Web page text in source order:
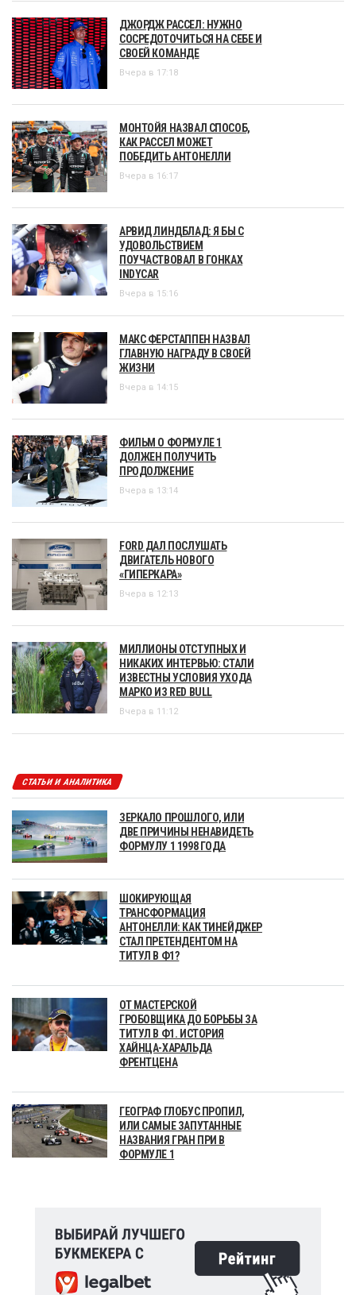
ДЖОРДЖ РАССЕЛ: НУЖНО
СОСРЕДОТОЧИТЬСЯ НА СЕБЕ И
СВОЕЙ КОМАНДЕ
Вчера в 17:18
МОНТОЙЯ НАЗВАЛ СПОСОБ,
КАК РАССЕЛ МОЖЕТ
ПОБЕДИТЬ АНТОНЕЛЛИ
Вчера в 16:17
АРВИД ЛИНДБЛАД: Я БЫ С
УДОВОЛЬСТВИЕМ
ПОУЧАСТВОВАЛ В ГОНКАХ
INDYCAR
Вчера в 15:16
МАКС ФЕРСТАППЕН НАЗВАЛ
ГЛАВНУЮ НАГРАДУ В СВОЕЙ
ЖИЗНИ
Вчера в 14:15
ФИЛЬМ О ФОРМУЛЕ 1
ДОЛЖЕН ПОЛУЧИТЬ
ПРОДОЛЖЕНИЕ
Вчера в 13:14
FORD ДАЛ ПОСЛУШАТЬ
ДВИГАТЕЛЬ НОВОГО
«ГИПЕРКАРА»
Вчера в 12:13
МИЛЛИОНЫ ОТСТУПНЫХ И
НИКАКИХ ИНТЕРВЬЮ: СТАЛИ
ИЗВЕСТНЫ УСЛОВИЯ УХОДА
МАРКО ИЗ RED BULL
Вчера в 11:12
СТАТЬИ И АНАЛИТИКА
ЗЕРКАЛО ПРОШЛОГО, ИЛИ
ДВЕ ПРИЧИНЫ НЕНАВИДЕТЬ
ФОРМУЛУ 1 1998 ГОДА
ШОКИРУЮЩАЯ
ТРАНСФОРМАЦИЯ
АНТОНЕЛЛИ: КАК ТИНЕЙДЖЕР
СТАЛ ПРЕТЕНДЕНТОМ НА
ТИТУЛ В Ф1?
ОТ МАСТЕРСКОЙ
ГРОБОВЩИКА ДО БОРЬБЫ ЗА
ТИТУЛ В Ф1. ИСТОРИЯ
ХАЙНЦА-ХАРАЛЬДА
ФРЕНТЦЕНА
ГЕОГРАФ ГЛОБУС ПРОПИЛ,
ИЛИ САМЫЕ ЗАПУТАННЫЕ
НАЗВАНИЯ ГРАН ПРИ В
ФОРМУЛЕ 1